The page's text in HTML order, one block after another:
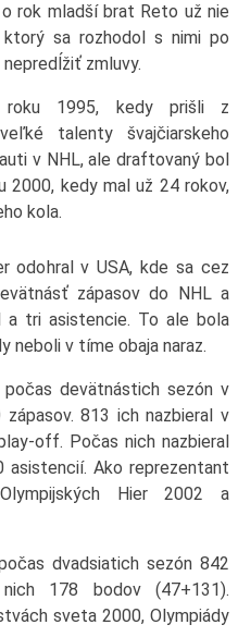
rok mladší brat Reto už nie
sa rozhodol s nimi po
zmluvy.
1995, kedy prišli z
talenty švajčiarskeho
v NHL, ale draftovaný bol
kedy mal už 24 rokov,
kola.
odohral v USA, kde sa cez
zápasov do NHL a
tri asistencie. To ale bola
neboli v tíme obaja naraz.
devätnástich sezón v
813 ich nazbieral v
off. Počas nich nazbieral
Ako reprezentant
Hier 2002 a
dvadsiatich sezón 842
178 bodov (47+131).
sveta 2000, Olympiády